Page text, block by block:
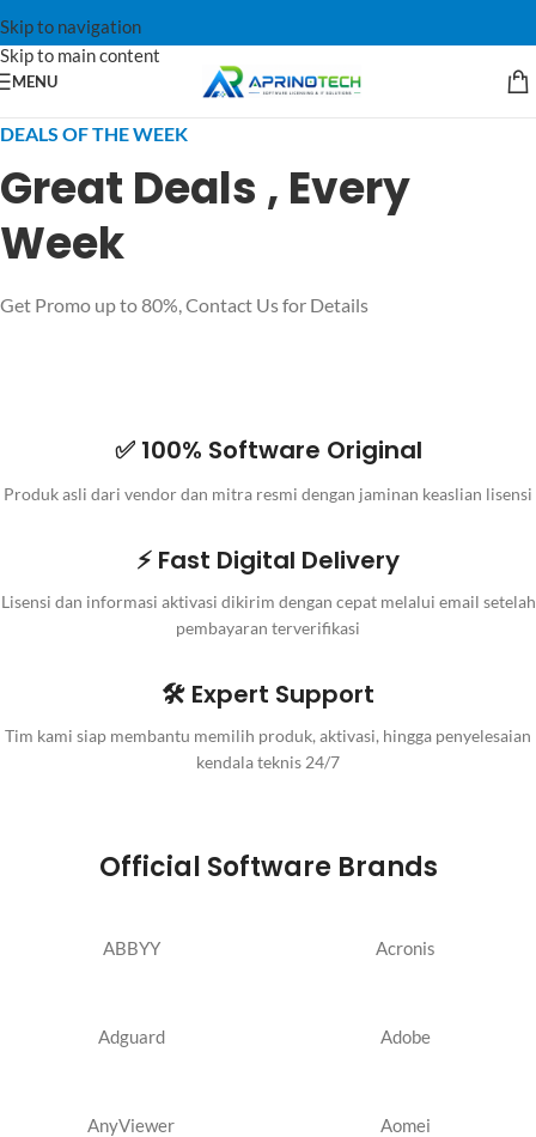
Skip to navigation
Skip to main content
MENU
DEALS OF THE WEEK
Great Deals , Every
Week
Get Promo up to 80%, Contact Us for Details
✅ 100% Software Original
Produk asli dari vendor dan mitra resmi dengan jaminan keaslian lisensi
⚡ Fast Digital Delivery
Lisensi dan informasi aktivasi dikirim dengan cepat melalui email setelah
pembayaran terverifikasi
🛠️ Expert Support
Tim kami siap membantu memilih produk, aktivasi, hingga penyelesaian
kendala teknis 24/7
Official Software Brands
ABBYY Acronis
Adguard Adobe
AnyViewer Aomei